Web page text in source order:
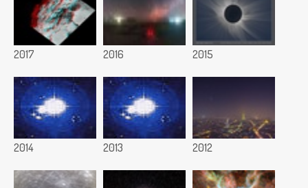
2017 2016 2015
2014 2013 2012